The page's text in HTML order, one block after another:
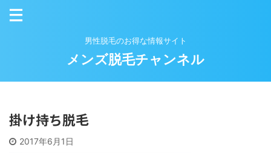
男性脱毛のお得な情報サイト
メンズ脱毛チャンネル
掛け持ち脱毛
2017年6月1日